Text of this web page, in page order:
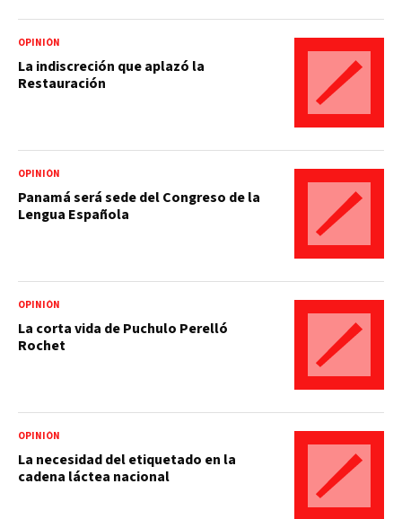
OPINIÓN
La indiscreción que aplazó la
Restauración
OPINIÓN
Panamá será sede del Congreso de la
Lengua Española
OPINIÓN
La corta vida de Puchulo Perelló
Rochet
OPINIÓN
La necesidad del etiquetado en la
cadena láctea nacional